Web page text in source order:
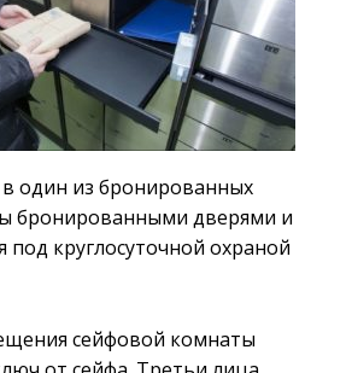
в один из бронированных
бронированными дверями и
круглосуточной охраной
сейфовой комнаты